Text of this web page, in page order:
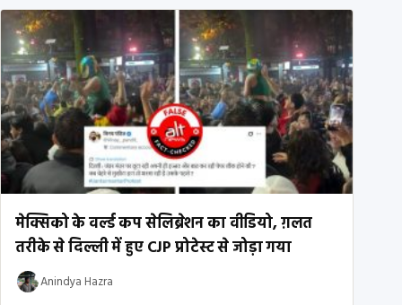
मेक्सिको के वर्ल्ड कप सेलिब्रेशन का वीडियो, ग़लत
तरीके से दिल्ली में हुए CJP प्रोटेस्ट से जोड़ा गया
Anindya Hazra